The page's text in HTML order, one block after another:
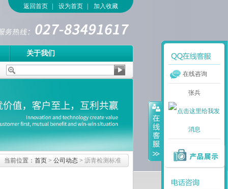
返回首页 设为首页 加入收藏
关于我们
当前位置： 首页 > 公司动态 > 沥青检测标准
在线咨询
张兵